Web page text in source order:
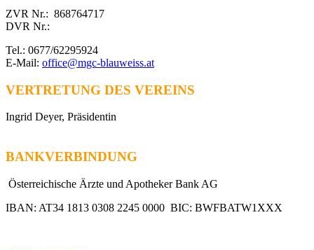
ZVR Nr.: 868764717
DVR Nr.:
Tel.: 0677/62295924
E-Mail: office@mgc-blauweiss.at
VERTRETUNG DES VEREINS
Ingrid Deyer, Präsidentin
BANKVERBINDUNG
Österreichische Ärzte und Apotheker Bank AG
IBAN: AT34 1813 0308 2245 0000 BIC: BWFBATW1XXX